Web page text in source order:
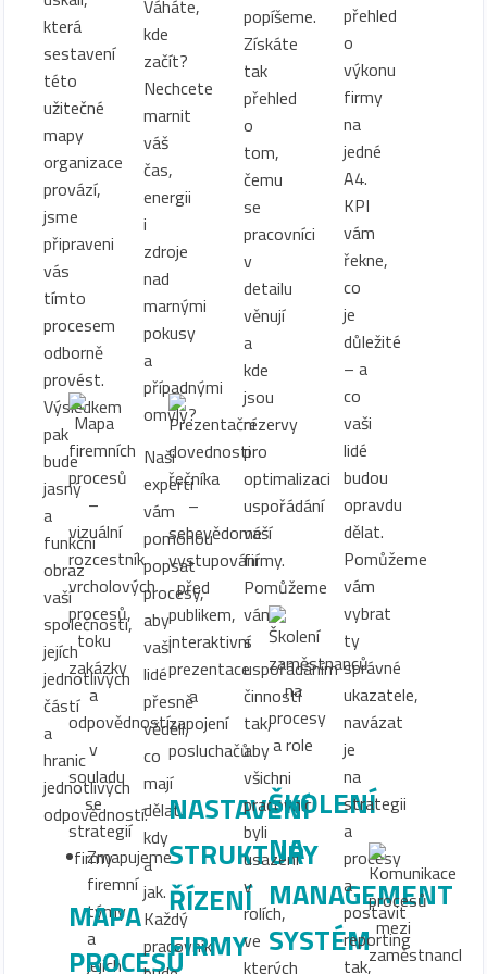
která
sestavení
této
užitečné
mapy
organizace
provází,
jsme
připraveni
vás
tímto
procesem
odborně
provést.
Výsledkem
pak
bude
jasný
a
funkční
obraz
vaší
společnosti,
jejích
jednotlivých
částí
a
hranic
jednotlivých
odpovědností.
Zmapujeme
firemní
týmy
a
jejich
MAPA
PROCESŮ
Váháte,
kde
začít?
Nechcete
marnit
váš
čas,
energii
i
zdroje
nad
marnými
pokusy
a
případnými
omyly?
Naši
experti
vám
pomohou
popsat
procesy,
aby
vaši
lidé
přesně
věděli,
co
mají
dělat,
kdy
a
jak.
Každý
pracovník
NASTAVENÍ
STRUKTURY
ŘÍZENÍ
FIRMY
popíšeme.
Získáte
tak
přehled
o
tom,
čemu
se
pracovníci
v
detailu
věnují
a
kde
jsou
rezervy
pro
optimalizaci
uspořádání
vaší
firmy.
Pomůžeme
vám
s
uspořádáním
činností
tak,
aby
všichni
pracovníci
byli
usazeni
v
rolích,
ve
kterých
ŠKOLENÍ
NA
MANAGEMENT
SYSTÉM
přehled
o
výkonu
firmy
na
jedné
A4.
KPI
vám
řekne,
co
je
důležité
– a
co
vaši
lidé
budou
opravdu
dělat.
Pomůžeme
vám
vybrat
ty
správné
ukazatele,
navázat
je
na
strategii
a
procesy
a
postavit
reporting
tak,